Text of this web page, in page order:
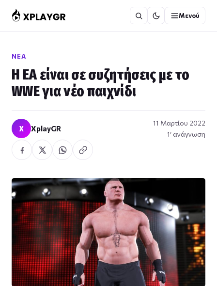
στο
περιεχόμενο
Μενού
ΝΈΑ
Η EA είναι σε συζητήσεις με το
WWE για νέο παιχνίδι
X XplayGR
11 Μαρτίου 2022
1′ ανάγνωση